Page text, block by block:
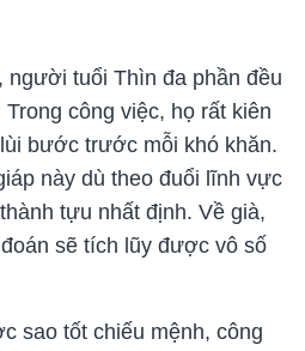
người tuổi Thìn đa phần đều
công việc, họ rất kiên
bước trước mỗi khó khăn.
này dù theo đuổi lĩnh vực
tựu nhất định. Về già,
sẽ tích lũy được vô số
sao tốt chiếu mệnh, công